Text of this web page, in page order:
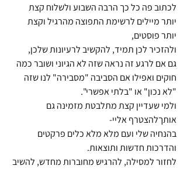
לכתוב פה כל כך הרבה השבוע ולשלוח קצת
יותר מיילים לרשימת התפוצה מהרגיל וקצת
יותר פוסטים,
ולהזכיר לכן תמיד, להקשיב לרעיונות שלכן,
גם אם לרגע זה נראה שזה לא הגיוני ושובר כמה
חוקים ואפילו אם הסביבה "מסבירה" לנו שזה
"לא נכון" או "בלתי אפשרי".
ולמי שעדיין קצת מתלבטת מזמינה גם
אותךלהצטרף אליי-
בהנחיה שלי ועם מלא מלא כלים פרקטים
והדרכות חדשות ותוצאות.
לחזור למסילה, להרגיש מחוברות מחדש, להשיב